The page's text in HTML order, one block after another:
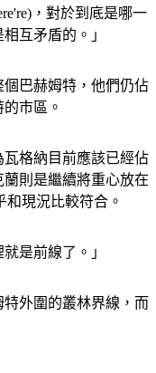
，對於到底是哪一
互矛盾的。」
巴赫姆特，他們仍佔
市區。
格納目前應該已經佔
則是繼續將重心放在
和現況比較符合。
是前線了。」
外圍的叢林界線，而